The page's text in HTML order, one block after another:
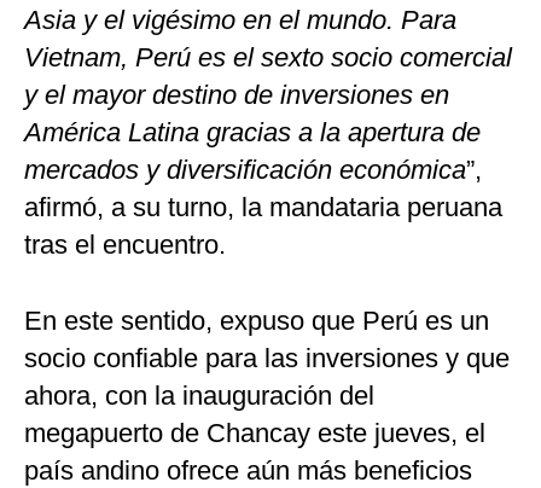
Asia y el vigésimo en el mundo. Para
Vietnam, Perú es el sexto socio comercial
y el mayor destino de inversiones en
América Latina gracias a la apertura de
mercados y diversificación económica”,
afirmó, a su turno, la mandataria peruana
tras el encuentro.
En este sentido, expuso que Perú es un
socio confiable para las inversiones y que
ahora, con la inauguración del
megapuerto de Chancay este jueves, el
país andino ofrece aún más beneficios